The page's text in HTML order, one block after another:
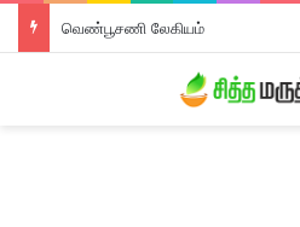
வெண்பூசணி லேகியம்